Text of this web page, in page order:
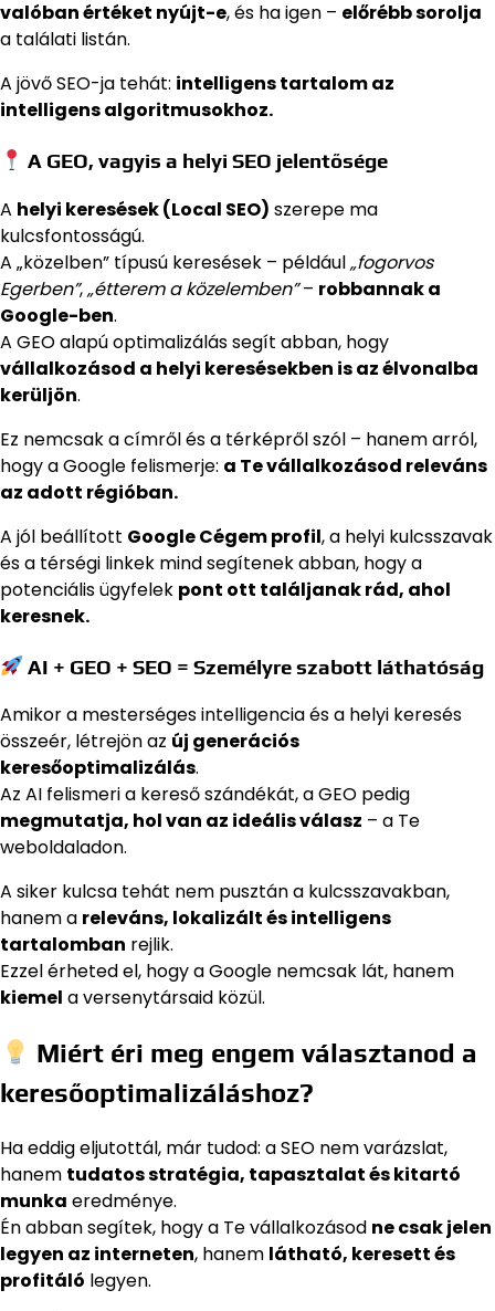
valóban értéket nyújt-e, és ha igen – előrébb sorolja
a találati listán.
A jövő SEO-ja tehát: intelligens tartalom az
intelligens algoritmusokhoz.
A GEO, vagyis a helyi SEO jelentősége
A helyi keresések (Local SEO) szerepe ma
kulcsfontosságú.
A „közelben” típusú keresések – például„fogorvos
Egerben”,„étterem a közelemben”– robbannak a
Google-ben.
A GEO alapú optimalizálás segít abban, hogy
vállalkozásod a helyi keresésekben is az élvonalba
kerüljön.
Ez nemcsak a címről és a térképről szól – hanem arról,
hogy a Google felismerje: a Te vállalkozásod releváns
az adott régióban.
A jól beállított Google Cégem profil, a helyi kulcsszavak
és a térségi linkek mind segítenek abban, hogy a
potenciális ügyfelek pont ott találjanak rád, ahol
keresnek.
AI + GEO + SEO = Személyre szabott láthatóság
Amikor a mesterséges intelligencia és a helyi keresés
összeér, létrejön az új generációs
keresőoptimalizálás.
Az AI felismeri a kereső szándékát, a GEO pedig
megmutatja, hol van az ideális válasz – a Te
weboldaladon.
A siker kulcsa tehát nem pusztán a kulcsszavakban,
hanem a releváns, lokalizált és intelligens
tartalomban rejlik.
Ezzel érheted el, hogy a Google nemcsak lát, hanem
kiemel a versenytársaid közül.
Miért éri meg engem választanod a
keresőoptimalizáláshoz?
Ha eddig eljutottál, már tudod: a SEO nem varázslat,
hanem tudatos stratégia, tapasztalat és kitartó
munka eredménye.
Én abban segítek, hogy a Te vállalkozásod ne csak jelen
legyen az interneten, hanem látható, keresett és
profitáló legyen.